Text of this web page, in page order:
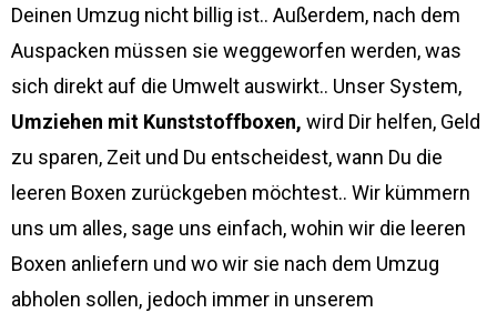
Deinen Umzug nicht billig ist.. Außerdem, nach dem
Auspacken müssen sie weggeworfen werden, was
sich direkt auf die Umwelt auswirkt.. Unser System,
Umziehen mit Kunststoffboxen, wird Dir helfen, Geld
zu sparen, Zeit und Du entscheidest, wann Du die
leeren Boxen zurückgeben möchtest.. Wir kümmern
uns um alles, sage uns einfach, wohin wir die leeren
Boxen anliefern und wo wir sie nach dem Umzug
abholen sollen, jedoch immer in unserem